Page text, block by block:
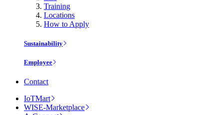
Training
Locations
How to Apply
Sustainability
Employee
Contact
IoTMart
WISE-Marketplace